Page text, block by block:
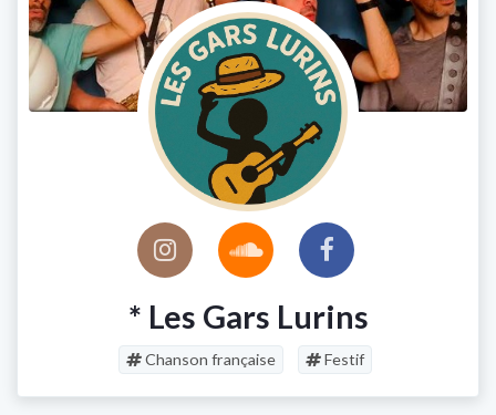
* Les Gars Lurins
Chanson française Festif